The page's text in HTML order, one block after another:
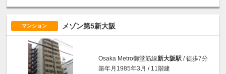
マンション メゾン第5新大阪
Osaka Metro御堂筋線新大阪駅 / 徒歩7分
築年月1985年3月 / 11階建